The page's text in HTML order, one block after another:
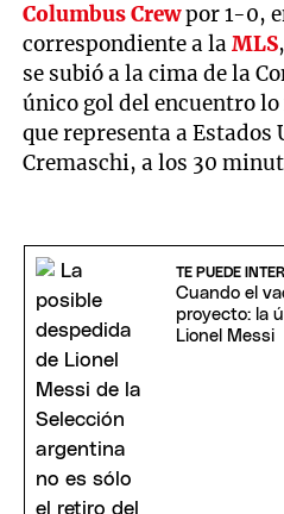
Columbus Crewpor 1-0,
correspondiente a laMLS
se subió a la cima de la
único gol del encuentro
que representa a
Cremaschi, a los 30
TE PUEDE
Cuando el
proyecto: la
Lionel Messi